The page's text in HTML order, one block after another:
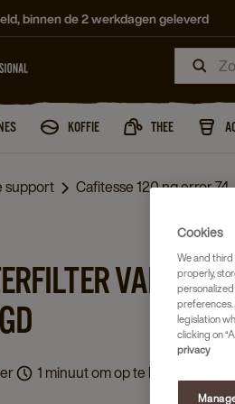
binnen de 2 werkdagen geleverd
KOFFIE THEE
support Cafitesse 120 ng error 74
VAN DE
1 minuut om op te lossen.
Cookies
We and
properly,
legislation
clicking on
privacy